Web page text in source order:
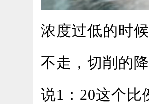
浓度过低的时
不走，切削的
说1：20这个比